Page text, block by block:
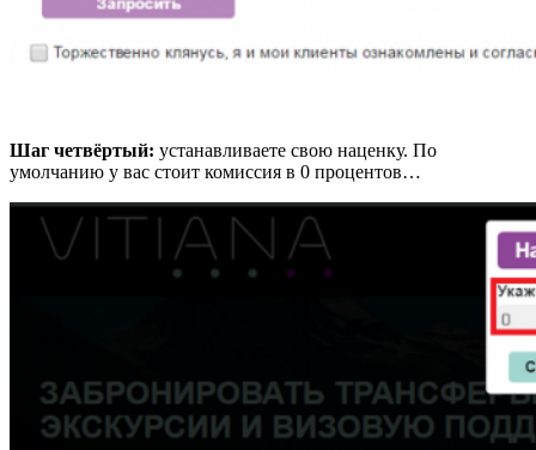
Шаг четвёртый: устанавливаете свою наценку. По
умолчанию у вас стоит комиссия в 0 процентов…